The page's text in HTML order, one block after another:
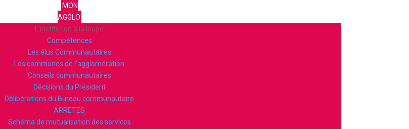
MON
AGGLO
L’institution à la loupe
Compétences
Les élus Communautaires
Les communes de l’agglomération
Conseils communautaires
Décisions du Président
Délibérations du Bureau communautaire
ARRETES
Schéma de mutualisation des services